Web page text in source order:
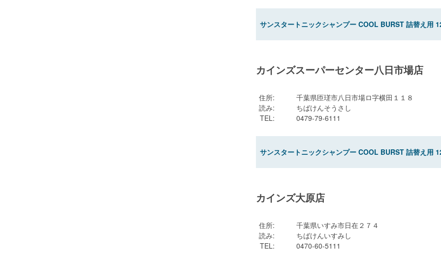
サンスタートニックシャンプー COOL BURST 詰替え用
カインズスーパーセンター八日市場店
住所:
千葉県匝瑳市八日市場ロ字横田１１８
読み:
ちばけんそうさし
TEL: 0479-79-6111
サンスタートニックシャンプー COOL BURST 詰替え用
カインズ大原店
住所:
千葉県いすみ市日在２７４
読み:
ちばけんいすみし
TEL: 0470-60-5111